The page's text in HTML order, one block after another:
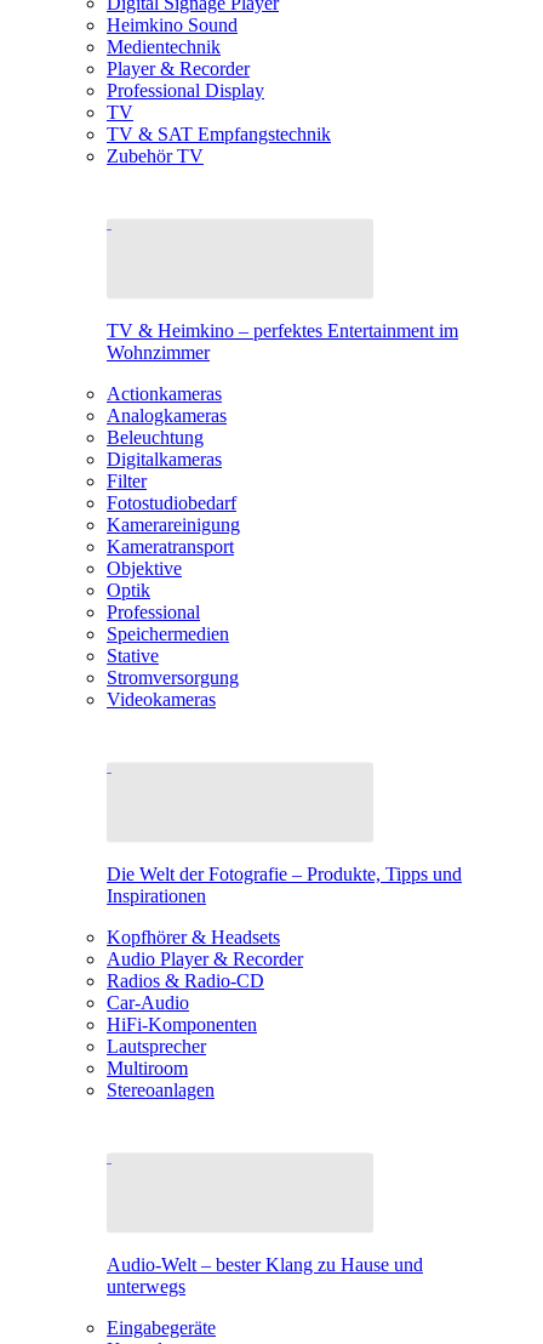
Heimkino Sound
Medientechnik
Player & Recorder
Professional Display
TV
TV & SAT Empfangstechnik
Zubehör TV
TV & Heimkino – perfektes Entertainment im
Wohnzimmer
Actionkameras
Analogkameras
Beleuchtung
Digitalkameras
Filter
Fotostudiobedarf
Kamerareinigung
Kameratransport
Objektive
Optik
Professional
Speichermedien
Stative
Stromversorgung
Videokameras
Die Welt der Fotografie – Produkte, Tipps und
Inspirationen
Kopfhörer & Headsets
Audio Player & Recorder
Radios & Radio-CD
Car-Audio
HiFi-Komponenten
Lautsprecher
Multiroom
Stereoanlagen
Audio-Welt – bester Klang zu Hause und
unterwegs
Eingabegeräte